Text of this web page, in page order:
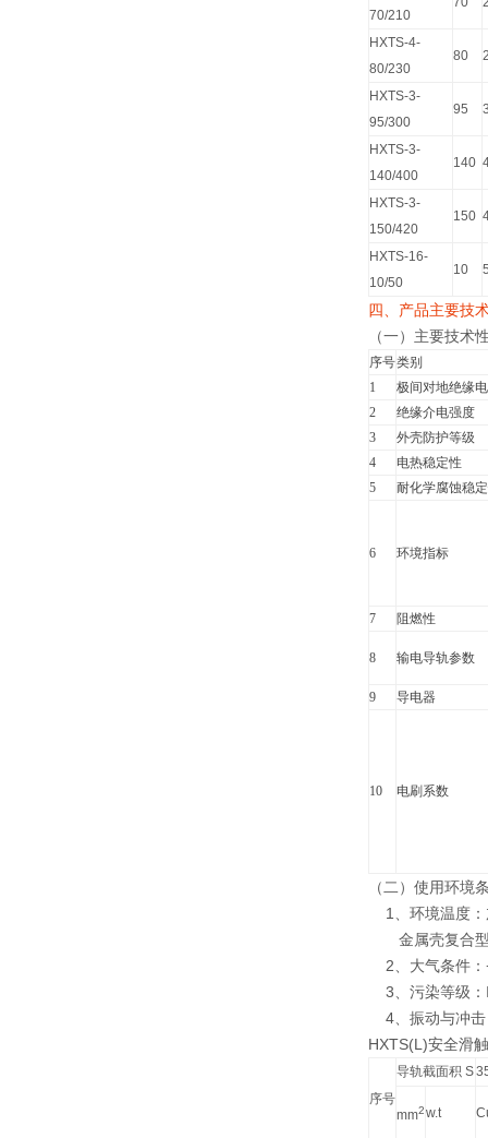
70/210
HXTS-4-
80/230
80
HXTS-3-
95/300
95
HXTS-3-
140/400
140
HXTS-3-
150/420
150
HXTS-16-
10/50
10
四、产品主要技
（一）主要技术
序号类别
1
极间对地绝缘
2
绝缘介电强度
3
外壳防护等级
4
电热稳定性
5
耐化学腐蚀稳
6 环境指标
7 阻燃性
8 输电导轨参数
9 导电器
10 电刷系数
（二）使用环境
1、环境温度：
金属壳复合型-
2、大气条件：
3、污染等级：
4、振动与冲击
HXTS(L)安全滑
序号
导轨截面积 S
mm2w.t